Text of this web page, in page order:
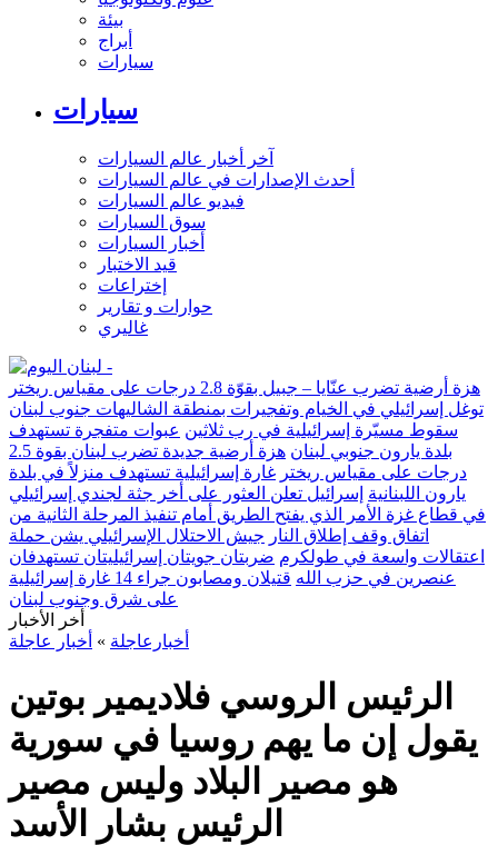
بيئة
أبراج
سيارات
سيارات
آخر أخبار عالم السيارات
أحدث الإصدارات في عالم السيارات
فيديو عالم السيارات
سوق السيارات
أخبار السيارات
قيد الاختبار
إختراعات
حوارات و تقارير
غاليري
هزة أرضية تضرب عنّايا – جبيل بقوّة 2.8 درجات على مقياس ريختر
توغل إسرائيلي في الخيام وتفجيرات بمنطقة الشاليهات جنوب لبنان
سقوط مسيّرة إسرائيلية في رب ثلاثين عبوات متفجرة تستهدف
بلدة يارون جنوبي لبنان
هزة أرضية جديدة تضرب لبنان بقوة 2.5
درجات على مقياس ريختر غارة إسرائيلية تستهدف منزلاً في بلدة
يارون اللبنانية إسرائيل تعلن العثور على أخر جثة لجندي إسرائيلي
في قطاع غزة الأمر الذي يفتح الطريق أمام تنفيذ المرحلة الثانية من
اتفاق وقف إطلاق النار جيش الاحتلال الإسرائيلي يشن حملة
اعتقالات واسعة في طولكرم ضربتان جويتان إسرائيليتان تستهدفان
عنصرين في حزب الله
قتيلان ومصابون جراء 14 غارة إسرائيلية
على شرق وجنوب لبنان
أخر الأخبار
أخبارعاجلة » أخبار عاجلة
الرئيس الروسي فلاديمير بوتين
يقول إن ما يهم روسيا في سورية
هو مصير البلاد وليس مصير
الرئيس بشار الأسد